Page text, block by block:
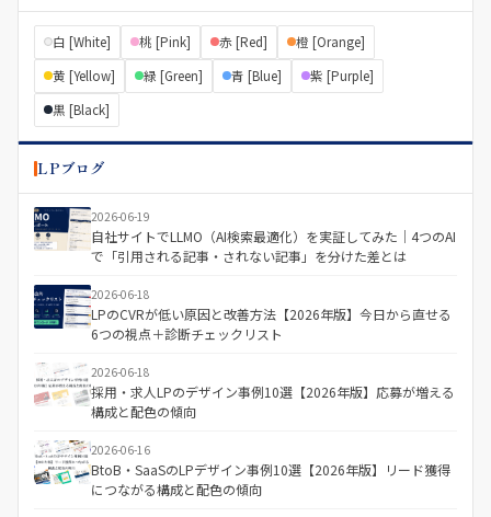
白 [White] 桃 [Pink] 赤 [Red]
橙 [Orange]
黄 [Yellow]
緑 [Green] 青 [Blue]
紫 [Purple]
黒 [Black]
LPブログ
2026-06-19
自社サイトでLLMO（AI検索最適化）を実証してみた｜4つのAI
で「引用される記事・されない記事」を分けた差とは
2026-06-18
LPのCVRが低い原因と改善方法【2026年版】今日から直せる
6つの視点＋診断チェックリスト
2026-06-18
採用・求人LPのデザイン事例10選【2026年版】応募が増える
構成と配色の傾向
2026-06-16
BtoB・SaaSのLPデザイン事例10選【2026年版】リード獲得
につながる構成と配色の傾向